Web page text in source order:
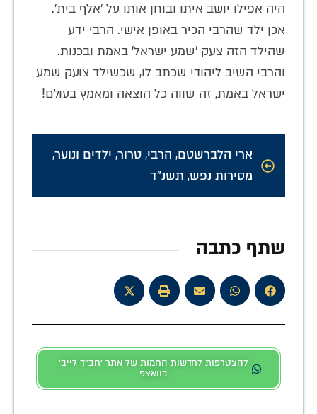
היה אפילו יושב איתו ובוחן אותו על 'אלף בית'.
אכן ילד שהרבי הכיר באופן אישי. הרבי ידע
שהילד הזה צעק 'שמע ישראל' באמת ובכנות.
והרבי השיב ליהודי שכתב לו, שכשילד צועק שמע
ישראל באמת, זה שווה כל הוצאה ומאמץ בעולם!
ארי הלברשטם, הרבי, טרור, ילדים ונוער,
מסירות נפש, תשנ"ד
שתף כתבה
להצטרפות לחדשות החמות של אתר 'חב"ד לייב'
בוואצפ